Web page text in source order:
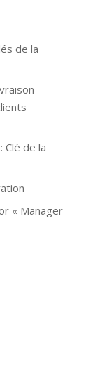
de la
Clé de la
« Manager